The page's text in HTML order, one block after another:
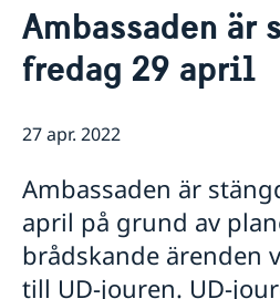
Boka tid för
Om oss
Ambassaden
Praktiktjänstgöring
Lediga tjänster
Ambassadens avgifter
GDPR
Så stöttar vi svenska företag
Team Sweden
Svenska företag i
Republiken Kongo, Gabon
Anmäl handelshinder
Oroligheter i Kinshasa den 19
Rösta i EU-valet 26-27 maj
Rekommendation till
demonstrationer
Val i DRK den 20 december
Ambassaden är
fredag 29 april
27 apr. 2022
Ambassaden är
april på grund av
brådskande ärenden
till UD-jouren. UD-